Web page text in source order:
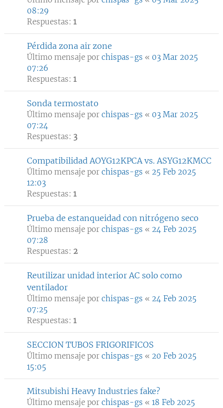
08:29
Respuestas: 1
Pérdida zona air zone
Último mensaje por chispas-gs « 03 Mar 2025
07:26
Respuestas: 1
Sonda termostato
Último mensaje por chispas-gs « 03 Mar 2025
07:24
Respuestas: 3
Compatibilidad AOYG12KPCA vs. ASYG12KMCC
Último mensaje por chispas-gs « 25 Feb 2025
12:03
Respuestas: 1
Prueba de estanqueidad con nitrógeno seco
Último mensaje por chispas-gs « 24 Feb 2025
07:28
Respuestas: 2
Reutilizar unidad interior AC solo como
ventilador
Último mensaje por chispas-gs « 24 Feb 2025
07:25
Respuestas: 1
SECCION TUBOS FRIGORIFICOS
Último mensaje por chispas-gs « 20 Feb 2025
15:05
Mitsubishi Heavy Industries fake?
Último mensaje por chispas-gs « 18 Feb 2025